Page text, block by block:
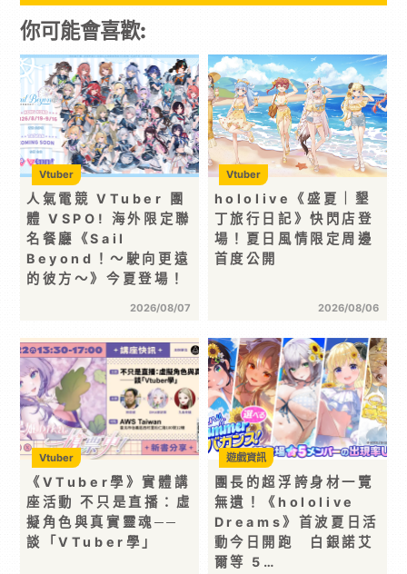
你可能會喜歡:
人氣電競 VTuber 團
體 VSPO! 海外限定聯
名餐廳《Sail
Beyond！～駛向更遠
的彼方～》今夏登場！
2026/08/07
Vtuber
hololive《盛夏｜墾
丁旅行日記》快閃店登
場！夏日風情限定周邊
首度公開
2026/08/06
Vtuber
《VTuber學》實體講
座活動 不只是直播：虛
擬角色與真實靈魂──
談「VTuber學」
Vtuber
團長的超浮誇身材一覽
無遺！《hololive
Dreams》首波夏日活
動今日開跑 白銀諾艾
爾等 5…
遊戲資訊